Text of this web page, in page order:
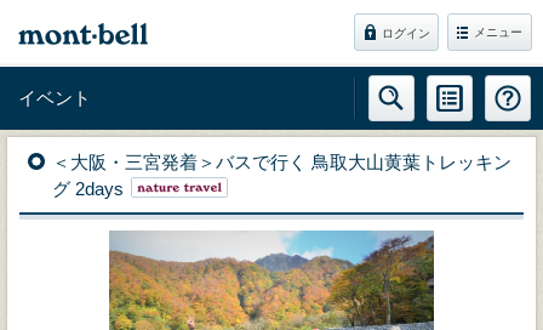
ログイン メニュー
イベント
＜大阪・三宮発着＞バスで行く 鳥取大山黄葉トレッキン
グ 2days